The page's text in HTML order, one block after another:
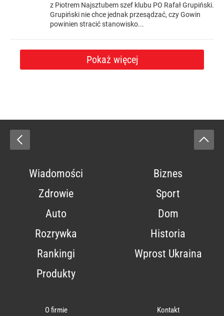
z Piotrem Najsztubem szef klubu PO Rafał Grupiński.
Grupiński nie chce jednak przesądzać, czy Gowin
powinien stracić stanowisko...
Pokaż więcej
Wiadomości
Biznes
Zdrowie
Sport
Auto
Dom
Rozrywka
Historia
Rankingi
Wprost Ukraina
Produkty
O firmie Kontakt